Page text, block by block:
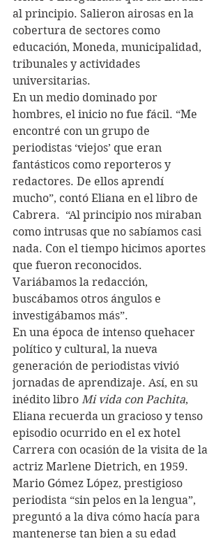
al principio. Salieron airosas en la
cobertura de sectores como
educación, Moneda, municipalidad,
tribunales y actividades
universitarias.
En un medio dominado por
hombres, el inicio no fue fácil. “Me
encontré con un grupo de
periodistas ‘viejos’ que eran
fantásticos como reporteros y
redactores. De ellos aprendí
mucho”, contó Eliana en el libro de
Cabrera.  “Al principio nos miraban
como intrusas que no sabíamos casi
nada. Con el tiempo hicimos aportes
que fueron reconocidos.
Variábamos la redacción,
buscábamos otros ángulos e
investigábamos más”.
En una época de intenso quehacer
político y cultural, la nueva
generación de periodistas vivió
jornadas de aprendizaje. Así, en su
inédito libro Mi vida con Pachita,
Eliana recuerda un gracioso y tenso
episodio ocurrido en el ex hotel
Carrera con ocasión de la visita de la
actriz Marlene Dietrich, en 1959.
Mario Gómez López, prestigioso
periodista “sin pelos en la lengua”,
preguntó a la diva cómo hacía para
mantenerse tan bien a su edad